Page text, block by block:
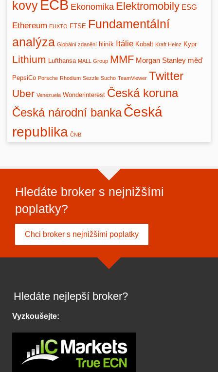
kovy ECB Ekonomika Elektromobily ESG
Ethereum EUXTO FTSE Fundamentální
analýza Globální zdanění hliník Itálie Kobalt Kraft Heinz Kypr
Lithium Lufthansa MALL Group MMF Morgan Stanley měď
PepsiCo Porsche Rhodium Sezzle Sucho TeamViewer Twitter
Uber Venezuela Wonderinterest Česká koruna
Česká národní bankaČeská
republika ČNB
Hledáte broker s nejnižšími
poplatky?
Chci broker s nejnižšími poplatky
Hledáte nejlepší broker?
Vyzkoušejte: